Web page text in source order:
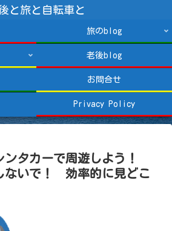
と旅と自転車と
旅のblog
老後blog
お問合せ
Privacy Policy
ンタカーで周遊しよう！
ないで！ 効率的に見どこ